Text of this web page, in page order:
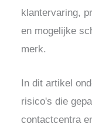
klantervaring,
en mogelijke
merk.
In dit artikel
risico's die
contactcentra